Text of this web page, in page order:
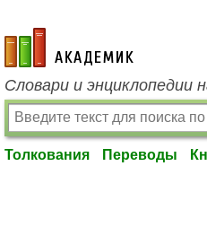
academic.ru
Словари и энциклопедии
Толкования Переводы